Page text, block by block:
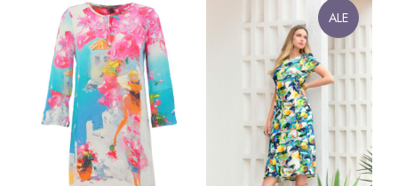
ALE